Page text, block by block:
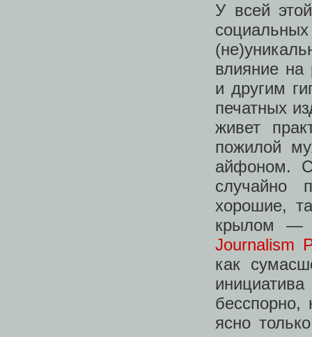
У всей
влияние
и другим
печатных
живет
пожилой
айфоном.
случайно
хорошие,
крылом —
Journalism
как
бесспорно,
ясно